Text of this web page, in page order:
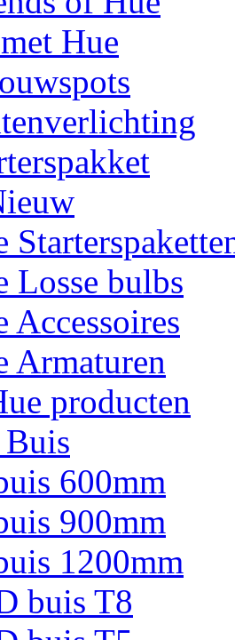
Hue
Losse bulbs
Accessoires
Armaturen
producten
600mm
900mm
1200mm
buis T8